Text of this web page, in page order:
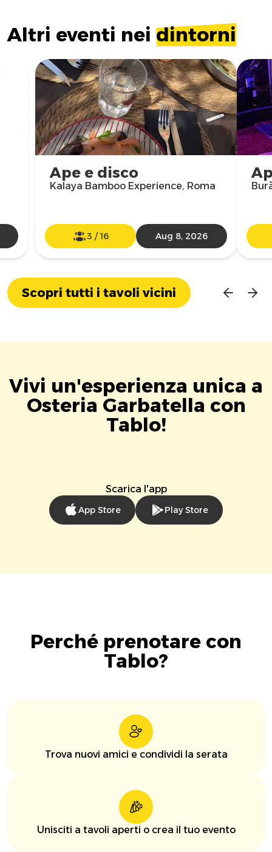
Altri eventi nei dintorni
Ape e disco
Kalaya Bamboo Experience, Roma
3 /16 Aug 8, 2026
Scopri tutti i tavoli vicini
Vivi un'esperienza unica a
Osteria Garbatella con
Tablo!
Scarica l'app
App Store Play Store
Perché prenotare con
Tablo?
Trova nuovi amici e condividi la serata
Unisciti a tavoli aperti o crea il tuo evento